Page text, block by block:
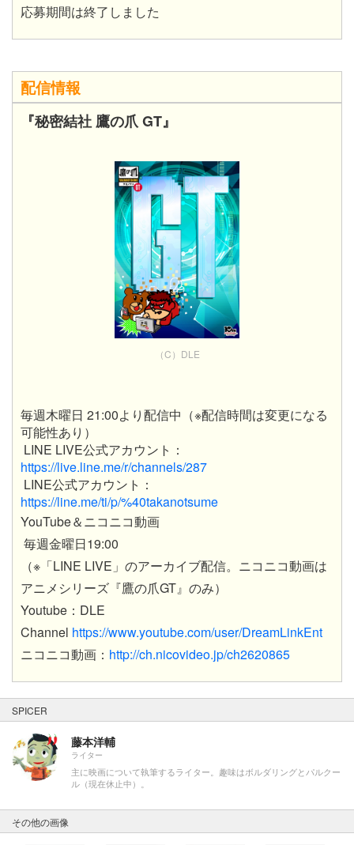
応募期間は終了しました
配信情報
『秘密結社 鷹の爪 GT』
（C）DLE
毎週木曜日 21:00より配信中（※配信時間は変更になる
可能性あり）
LINE LIVE公式アカウント：
https://live.line.me/r/channels/287
LINE公式アカウント：
https://line.me/ti/p/%40takanotsume
YouTube＆ニコニコ動画
毎週金曜日19:00
（※「LINE LIVE」のアーカイブ配信。ニコニコ動画は
アニメシリーズ『鷹の爪GT』のみ）
Youtube：DLE
Channel https://www.youtube.com/user/DreamLinkEnt
ニコニコ動画： http://ch.nicovideo.jp/ch2620865
SPICER
藤本洋輔
ライター
主に映画について執筆するライター。趣味はボルダリングとパルクー
ル（現在休止中）。
その他の画像